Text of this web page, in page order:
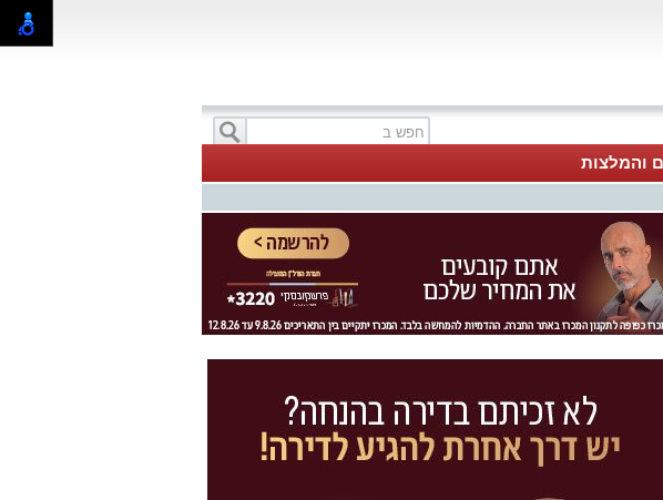
והמלצות